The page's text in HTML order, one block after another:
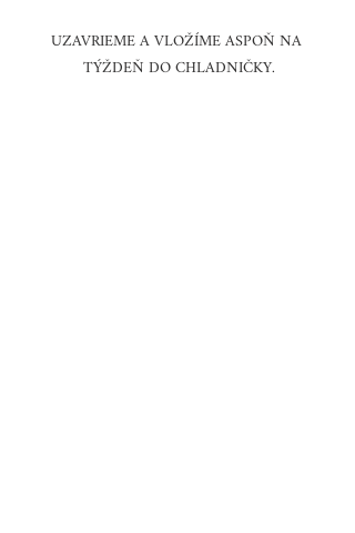
UZAVRIEME A VLOŽÍME ASPOŇ NA
TÝŽDEŇ DO CHLADNIČKY.